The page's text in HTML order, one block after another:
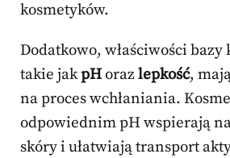
kosmetyków.
Dodatkowo, właściwości bazy
takie jakpHorazlepkość,
na proces wchłaniania.
odpowiednim pH wspierają
skóry i ułatwiają transport